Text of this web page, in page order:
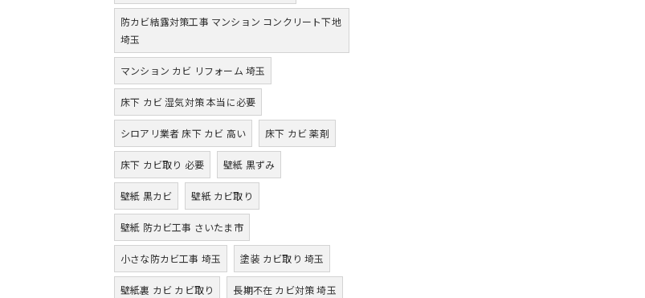
防カビ結露対策工事 マンション コンクリート下地
埼玉
マンション カビ リフォーム 埼玉
床下 カビ 湿気対策 本当に必要
シロアリ業者 床下 カビ 高い 床下 カビ 薬剤
床下 カビ取り 必要 壁紙 黒ずみ
壁紙 黒カビ 壁紙 カビ取り
壁紙 防カビ工事 さいたま市
小さな防カビ工事 埼玉 塗装 カビ取り 埼玉
壁紙裏 カビ カビ取り 長期不在 カビ対策 埼玉